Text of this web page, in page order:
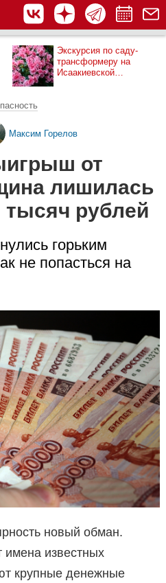
Экскурсия по саду-
трансформеру на
Исаакиевской
Максим Горелов
от
лишилась
тысяч рублей
горьким
не попасться на
новый обман.
известных
крупные денежные